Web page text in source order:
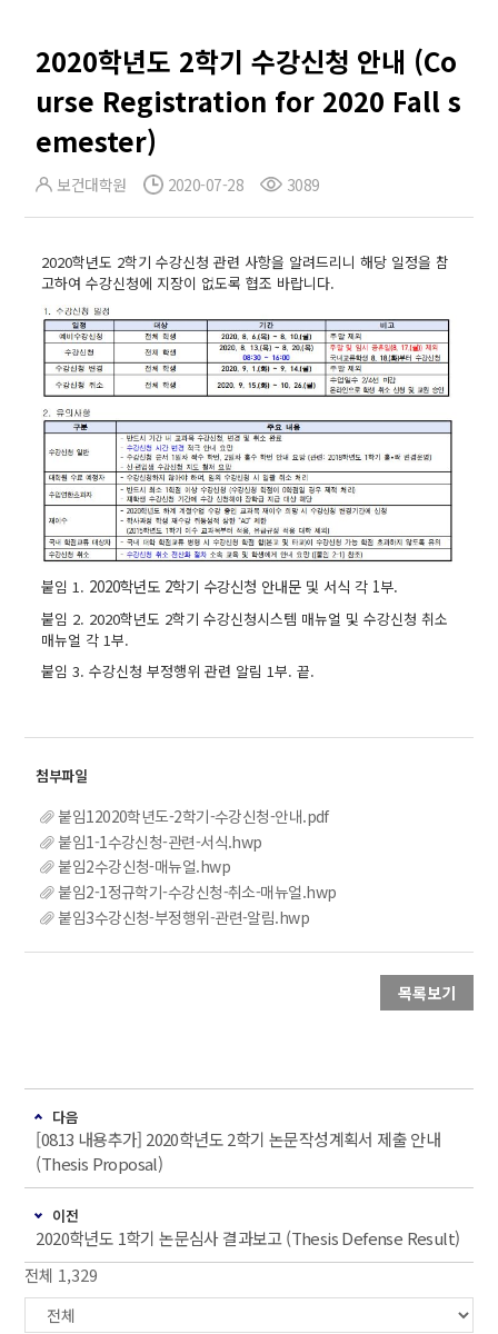
2020학년도 2학기 수강신청 안내 (Co
urse Registration for 2020 Fall s
emester)
보건대학원 2020-07-28 3089
2020학년도 2학기 수강신청 관련 사항을 알려드리니 해당 일정을 참
고하여 수강신청에 지장이 없도록 협조 바랍니다.
붙임 1. 2020학년도 2학기 수강신청 안내문 및 서식 각 1부.
붙임 2. 2020학년도 2학기 수강신청시스템 매뉴얼 및 수강신청 취소
매뉴얼 각 1부.
붙임 3. 수강신청 부정행위 관련 알림 1부. 끝.
붙임12020학년도-2학기-수강신청-안내.pdf
붙임1-1수강신청-관련-서식.hwp
붙임2수강신청-매뉴얼.hwp
붙임2-1정규학기-수강신청-취소-매뉴얼.hwp
붙임3수강신청-부정행위-관련-알림.hwp
목록보기
다음
[0813 내용추가] 2020학년도 2학기 논문작성계획서 제출 안내
(Thesis Proposal)
이전
2020학년도 1학기 논문심사 결과보고 (Thesis Defense Result)
전체 1,329